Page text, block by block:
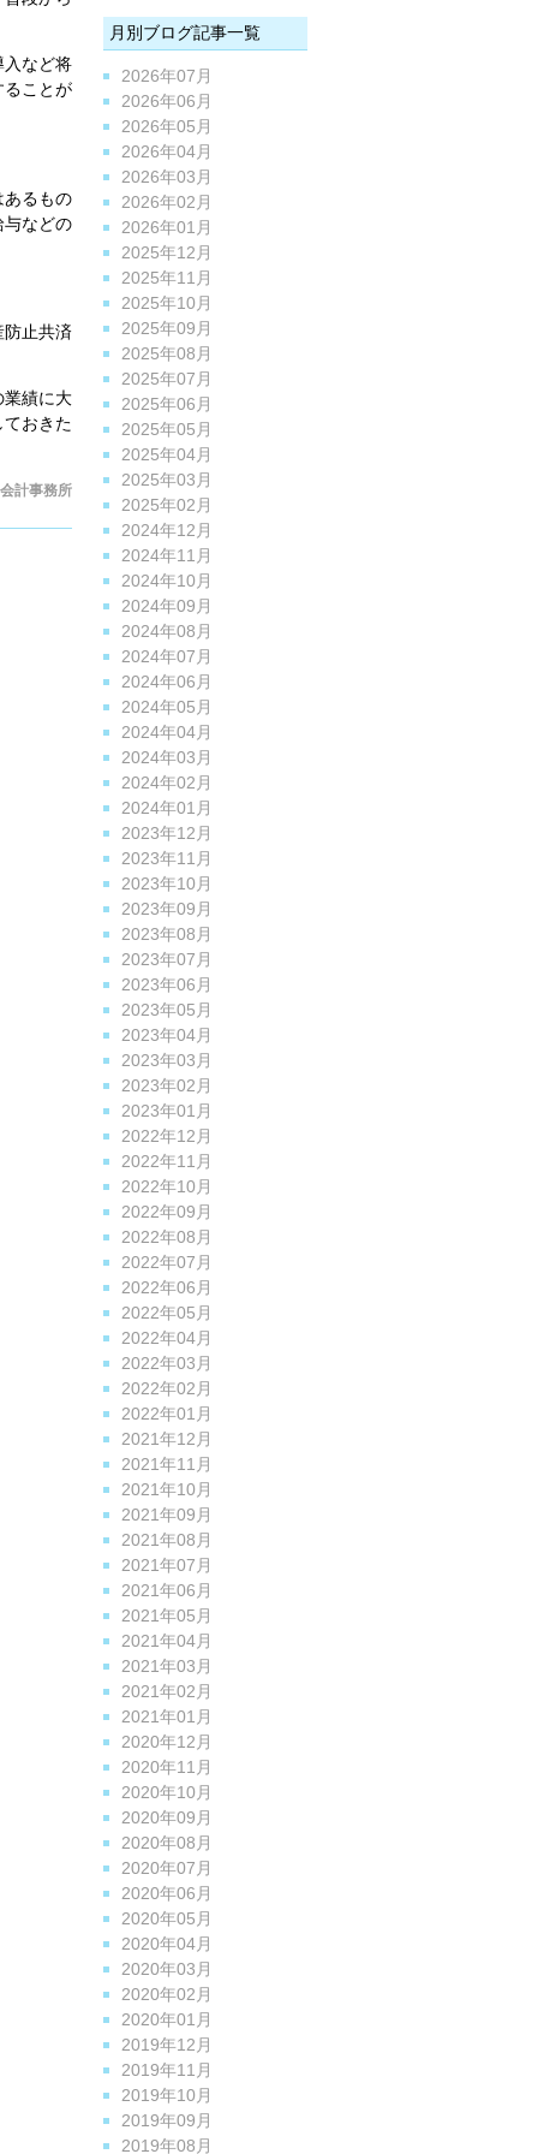
など将
ることが
るもの
与などの
止共済
績に大
おきた
計事務所
月別ブログ記事一覧
2026年07月
2026年06月
2026年05月
2026年04月
2026年03月
2026年02月
2026年01月
2025年12月
2025年11月
2025年10月
2025年09月
2025年08月
2025年07月
2025年06月
2025年05月
2025年04月
2025年03月
2025年02月
2024年12月
2024年11月
2024年10月
2024年09月
2024年08月
2024年07月
2024年06月
2024年05月
2024年04月
2024年03月
2024年02月
2024年01月
2023年12月
2023年11月
2023年10月
2023年09月
2023年08月
2023年07月
2023年06月
2023年05月
2023年04月
2023年03月
2023年02月
2023年01月
2022年12月
2022年11月
2022年10月
2022年09月
2022年08月
2022年07月
2022年06月
2022年05月
2022年04月
2022年03月
2022年02月
2022年01月
2021年12月
2021年11月
2021年10月
2021年09月
2021年08月
2021年07月
2021年06月
2021年05月
2021年04月
2021年03月
2021年02月
2021年01月
2020年12月
2020年11月
2020年10月
2020年09月
2020年08月
2020年07月
2020年06月
2020年05月
2020年04月
2020年03月
2020年02月
2020年01月
2019年12月
2019年11月
2019年10月
2019年09月
2019年08月